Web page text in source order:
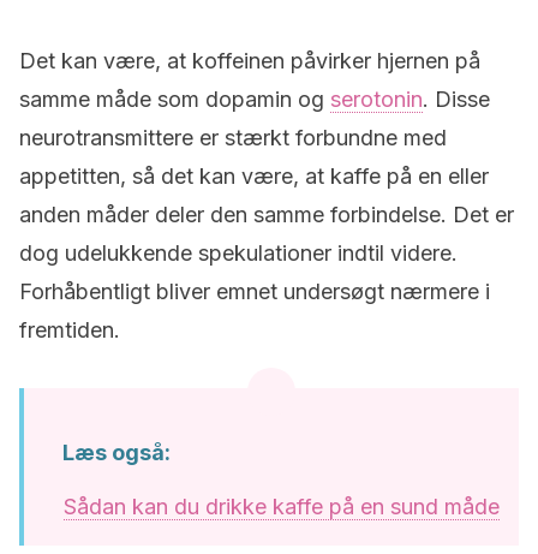
Det kan være, at koffeinen påvirker hjernen på
samme måde som dopamin og serotonin. Disse
neurotransmittere er stærkt forbundne med
appetitten, så det kan være, at kaffe på en eller
anden måder deler den samme forbindelse. Det er
dog udelukkende spekulationer indtil videre.
Forhåbentligt bliver emnet undersøgt nærmere i
fremtiden.
Læs også:
Sådan kan du drikke kaffe på en sund måde